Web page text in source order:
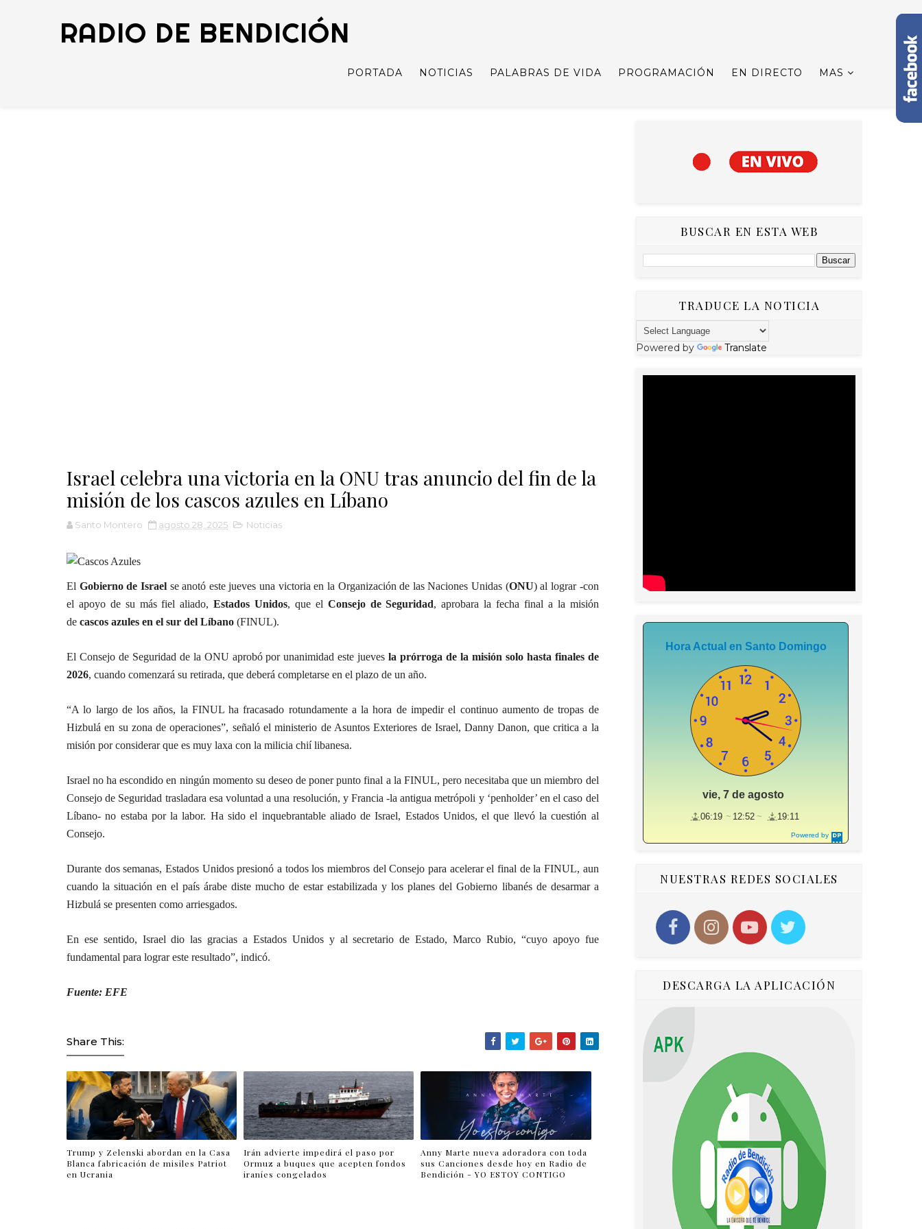
RADIO DE BENDICIÓN
PORTADA NOTICIAS PALABRAS DE VIDA PROGRAMACIÓN EN DIRECTO MAS
Israel celebra una victoria en la ONU tras anuncio del fin de la
misión de los cascos azules en Líbano
Santo Montero agosto 28, 2025 Noticias
El Gobierno de Israelse anotó este jueves una victoria en la Organización de las Naciones Unidas (ONU) al lograr -con
el apoyo de su más fiel aliado,Estados Unidos, que el Consejo de Seguridad, aprobara la fecha final a la misión
de cascos azules en el sur del Líbano (FINUL).
El Consejo de Seguridad de la ONU aprobó por unanimidad este juevesla prórroga de la misión solo hasta finales de
2026, cuando comenzará su retirada, que deberá completarse en el plazo de un año.
“A lo largo de los años, la FINUL ha fracasado rotundamente a la hora de impedir el continuo aumento de tropas de
Hizbulá en su zona de operaciones”, señaló el ministerio de Asuntos Exteriores de Israel, Danny Danon, que critica a la
misión por considerar que es muy laxa con la milicia chií libanesa.
Israel no ha escondido en ningún momento su deseo de poner punto final a la FINUL, pero necesitaba que un miembro del
Consejo de Seguridad trasladara esa voluntad a una resolución, y Francia -la antigua metrópoli y ‘penholder’ en el caso del
Líbano- no estaba por la labor. Ha sido el inquebrantable aliado de Israel, Estados Unidos, el que llevó la cuestión al
Consejo.
Durante dos semanas, Estados Unidos presionó a todos los miembros del Consejo para acelerar el final de la FINUL, aun
cuando la situación en el país árabe diste mucho de estar estabilizada y los planes del Gobierno libanés de desarmar a
Hizbulá se presenten como arriesgados.
En ese sentido, Israel dio las gracias a Estados Unidos y al secretario de Estado, Marco Rubio, “cuyo apoyo fue
fundamental para lograr este resultado”, indicó.
Fuente: EFE
Share This:
Trump y Zelenski abordan en la Casa
Blanca fabricación de misiles Patriot
en Ucrania
Irán advierte impedirá el paso por
Ormuz a buques que acepten fondos
iraníes congelados
Anny Marte nueva adoradora con toda
sus Canciones desde hoy en Radio de
Bendición - YO ESTOY CONTIGO
BUSCAR EN ESTA WEB
TRADUCE LA NOTICIA
Powered by Translate
Powered by
DaysPedia.c
Hora Actual en Santo Domingo
vie, 7 de agosto
06:19 12:52 19:11
NUESTRAS REDES SOCIALES
DESCARGA LA APLICACIÓN